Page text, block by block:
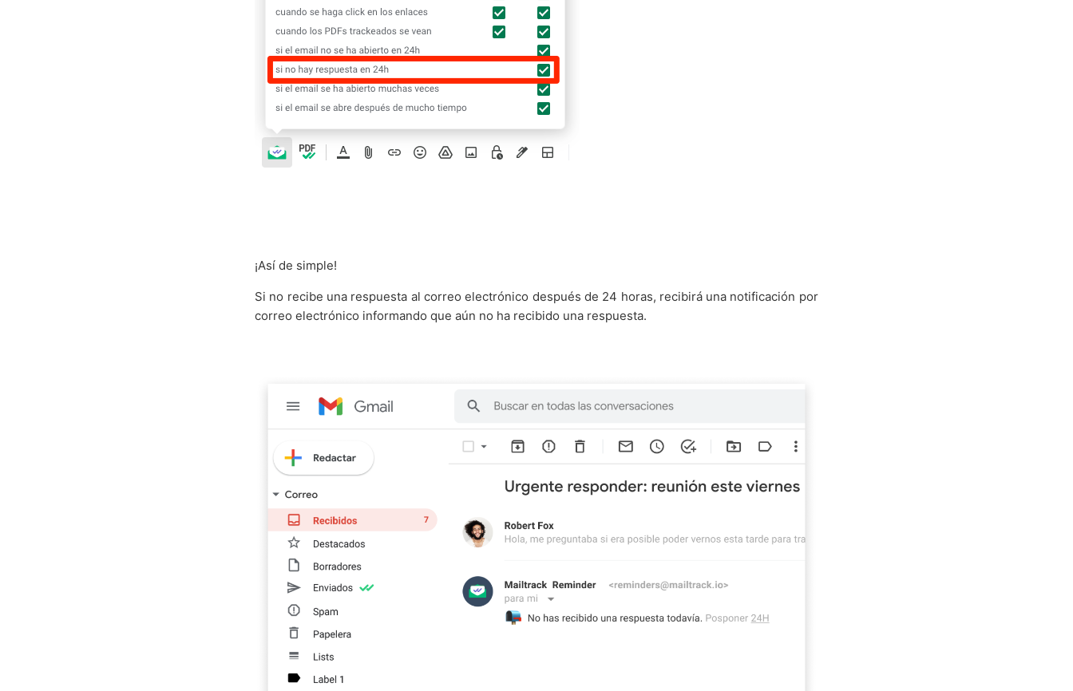
¡Así de simple!
Si no recibe una respuesta al correo electrónico después de 24 horas, recibirá una notificación por
correo electrónico informando que aún no ha recibido una respuesta.